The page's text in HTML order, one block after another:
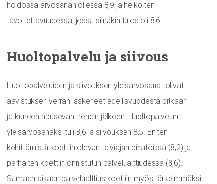
hoidossa arvosanan ollessa 8,9 ja heikoiten
tavoitettavuudessa, jossa siinäkin tulos oli 8,6.
Huoltopalvelu ja siivous
Huoltopalveluiden ja siivouksen yleisarvosanat olivat
aavistuksen verran laskeneet edellisvuodesta pitkään
jatkuneen nousevan trendin jälkeen. Huoltopalvelun
yleisarvosanaksi tuli 8,6 ja siivouksen 8,5. Eniten
kehittämistä koettiin olevan talviajan pihatöissä (8,2) ja
parhaiten koettiin onnistutun palvelualttiudessa (8,6).
Samaan aikaan palvelualttius koettiin myös tärkeimmäksi